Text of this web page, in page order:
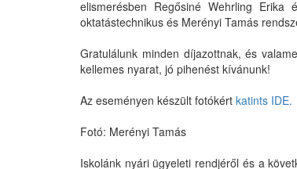
elismerésben Regősiné Wehrling Erika
oktatástechnikus és Merényi Tamás
Gratulálunk minden díjazottnak, és
kellemes nyarat, jó pihenést kívánunk!
Az eseményen készült fotókért katints IDE.
Fotó: Merényi Tamás
Iskolánk nyári ügyeleti rendjéről és a